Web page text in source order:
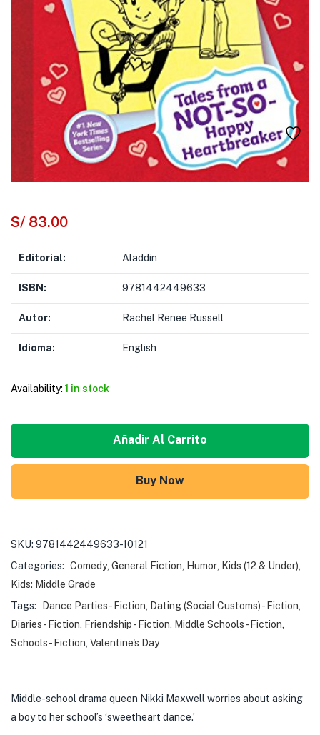
S/ 83.00
Editorial: Aladdin
ISBN: 9781442449633
Autor: Rachel Renee Russell
Idioma: English
Availability: 1 in stock
Añadir Al Carrito
Buy Now
SKU: 9781442449633-10121
Categories: Comedy, General Fiction Humor Kids (12 & Under)
Kids: Middle Grade
Tags:
Dance Parties - Fiction Dating (Social Customs) - Fiction
Diaries - Fiction
Friendship - Fiction Middle Schools - Fiction
Schools - Fiction Valentine's Day
Middle-school drama queen Nikki Maxwell worries about asking
a boy to her school’s ‘sweetheart dance.’